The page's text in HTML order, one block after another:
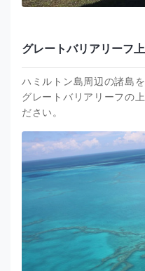
グレートバリアリーフ
ハミルトン島周辺の諸島
グレートバリアリーフの
ださい。